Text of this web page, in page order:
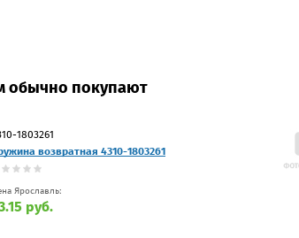
обычно покупают
1803261
возвратная 4310-1803261
Ярославль:
руб.